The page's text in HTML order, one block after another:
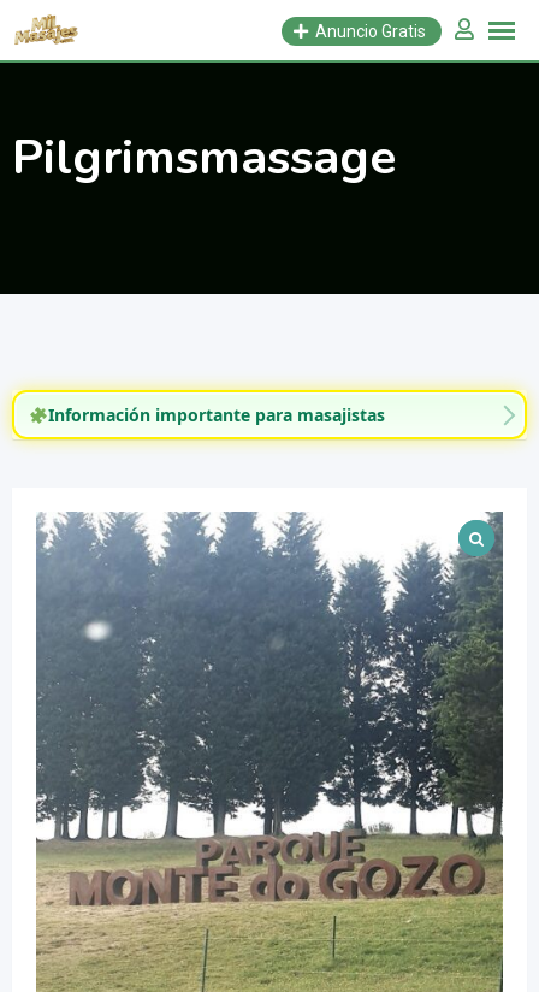
Saltar
Anuncio Gratis
Pilgrimsmassage
Información importante para masajistas